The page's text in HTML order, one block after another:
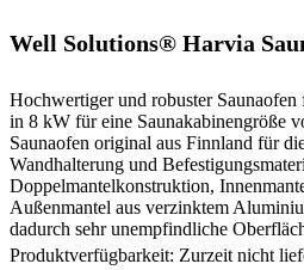
Well Solutions® Harvia
Hochwertiger und robuster
in 8 kW für eine Saunakabinengröße
Saunaofen original aus Finnland für
Wandhalterung und
Doppelmantelkonstruktion,
Außenmantel aus verzinktem
dadurch sehr unempfindliche
Produktverfügbarkeit: Zurzeit nicht